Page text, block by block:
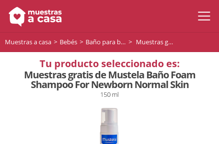
Muestras a casa Bebés Baño para bebés Muestras gratis de Mustela Baño Foam Shampoo For Newborn Normal Skin
Tu producto seleccionado es:
Muestras gratis de Mustela Baño Foam
Shampoo For Newborn Normal Skin
150 ml